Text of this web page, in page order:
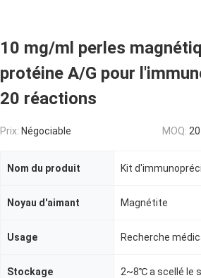
10 mg/ml perles
protéine A/G pour
20 réactions
Prix: Négociable MOQ:
Nom du produit
Noyau d'aimant Magnétite
Usage Recherche
Stockage 2~8℃ a scellé le